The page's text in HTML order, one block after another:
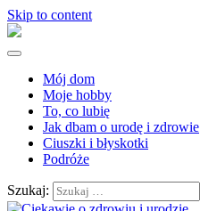
Skip to content
Mój dom
Moje hobby
To, co lubię
Jak dbam o urodę i zdrowie
Ciuszki i błyskotki
Podróże
Szukaj: